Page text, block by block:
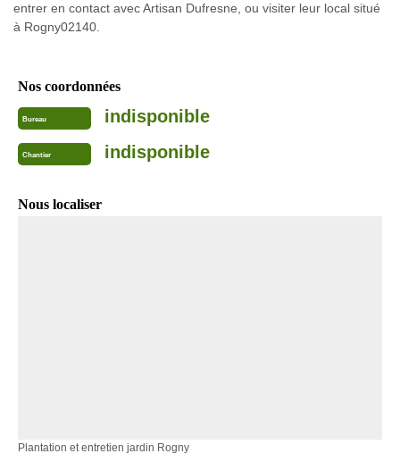
entrer en contact avec Artisan Dufresne, ou visiter leur local situé
à Rogny02140.
Nos coordonnées
Bureau indisponible
Chantier indisponible
Nous localiser
Plantation et entretien jardin Rogny